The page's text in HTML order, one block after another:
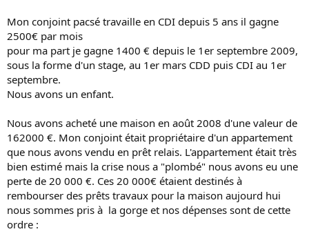
Mon conjoint pacsé travaille en CDI depuis 5 ans il gagne
2500€ par mois
pour ma part je gagne 1400 € depuis le 1er septembre 2009,
sous la forme d'un stage, au 1er mars CDD puis CDI au 1er
septembre.
Nous avons un enfant.
Nous avons acheté une maison en août 2008 d'une valeur de
162000 €. Mon conjoint était propriétaire d'un appartement
que nous avons vendu en prêt relais. L'appartement était très
bien estimé mais la crise nous a "plombé" nous avons eu une
perte de 20 000 €. Ces 20 000€ étaient destinés à
rembourser des prêts travaux pour la maison aujourd hui
nous sommes pris à la gorge et nos dépenses sont de cette
ordre :